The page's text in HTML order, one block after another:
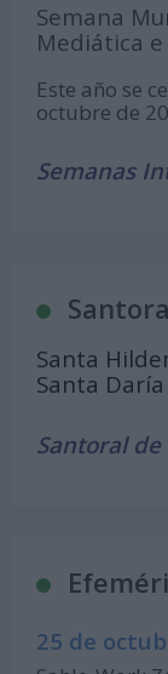
Semana
Mediática
Este año se
octubre de
Semanas
Santa
Santa
Santoral
25 de